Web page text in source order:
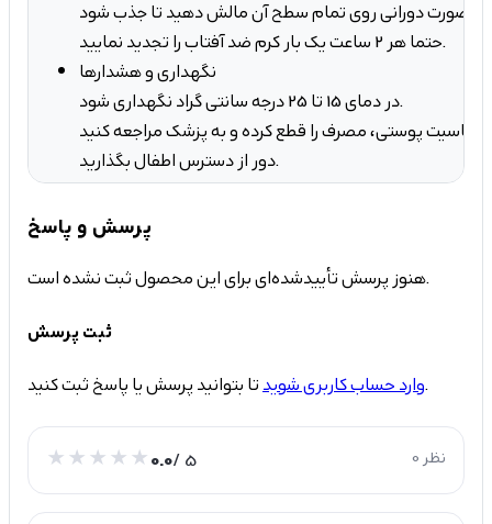
حتما هر 2 ساعت یک بار کرم ضد آفتاب را تجدید نمایید.
نگهداری و هشدارها
در دمای 15 تا 25 درجه سانتی گراد نگهداری شود.
دور از دسترس اطفال بگذارید.
پرسش و پاسخ
هنوز پرسش تأییدشده‌ای برای این محصول ثبت نشده است.
ثبت پرسش
وارد حساب کاربری شویدتا بتوانید پرسش یا پاسخ ثبت کنید.
0.0/ 5 0 نظر